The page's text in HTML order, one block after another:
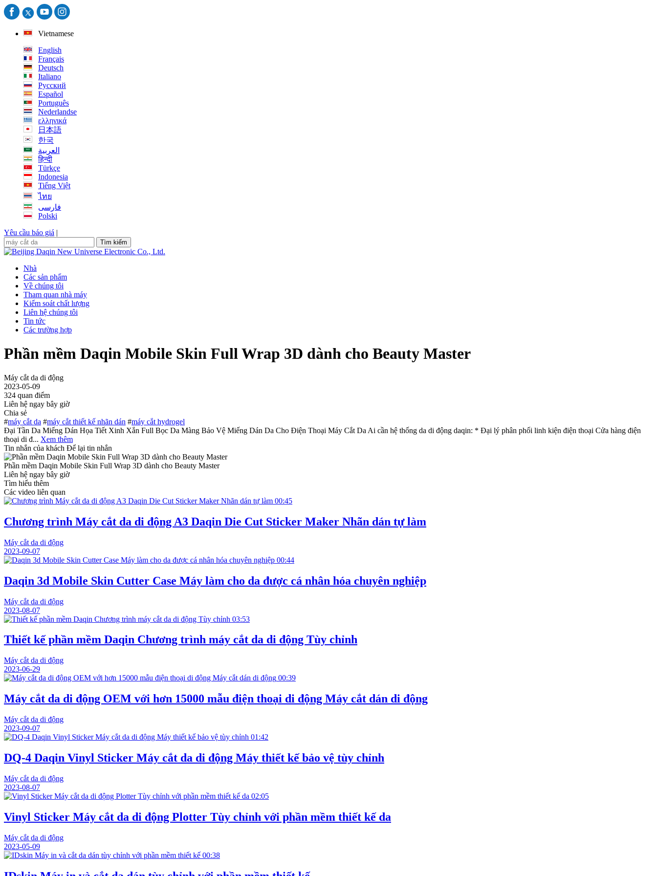
Vietnamese
English
Français
Deutsch
Italiano
Русский
Español
Português
Nederlandse
ελληνικά
日本語
한국
العربية
हिन्दी
Türkçe
Indonesia
Tiếng Việt
ไทย
فارسی
Polski
Yêu cầu báo giá |
Tìm kiếm
Nhà
Các sản phẩm
Về chúng tôi
Tham quan nhà máy
Kiểm soát chất lượng
Liên hệ chúng tôi
Tin tức
Các trường hợp
Phần mềm Daqin Mobile Skin Full Wrap 3D dành cho Beauty Master
Máy cắt da di động
2023-05-09
324 quan điểm
Liên hệ ngay bây giờ
Chia sẻ
#máy cắt da #máy cắt thiết kế nhãn dán #máy cắt hydrogel
Đại Tần Da Miếng Dán Họa Tiết Xinh Xắn Full Bọc Da Màng Bảo Vệ Miếng Dán Da Cho Điện Thoại Máy Cắt Da Ai cần hệ thống da di động daqin: * Đại lý phân phối linh kiện điện thoại Cửa hàng điện
thoại di đ... Xem thêm
Tin nhắn của khách Để lại tin nhắn
Phần mềm Daqin Mobile Skin Full Wrap 3D dành cho Beauty Master
Liên hệ ngay bây giờ
Tìm hiểu thêm
Các video liên quan
00:45
Chương trình Máy cắt da di động A3 Daqin Die Cut Sticker Maker Nhãn dán tự làm
Máy cắt da di động
2023-09-07
00:44
Daqin 3d Mobile Skin Cutter Case Máy làm cho da được cá nhân hóa chuyên nghiệp
Máy cắt da di động
2023-08-07
03:53
Thiết kế phần mềm Daqin Chương trình máy cắt da di động Tùy chỉnh
Máy cắt da di động
2023-06-29
00:39
Máy cắt da di động OEM với hơn 15000 mẫu điện thoại di động Máy cắt dán di động
Máy cắt da di động
2023-09-07
01:42
DQ-4 Daqin Vinyl Sticker Máy cắt da di động Máy thiết kế bảo vệ tùy chỉnh
Máy cắt da di động
2023-08-07
02:05
Vinyl Sticker Máy cắt da di động Plotter Tùy chỉnh với phần mềm thiết kế da
Máy cắt da di động
2023-05-09
00:38